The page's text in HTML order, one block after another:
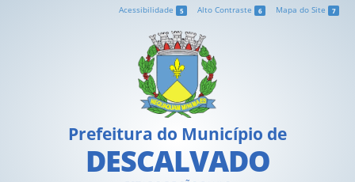
Acessibilidade 5 Alto Contraste 6 Mapa do Site 7
Prefeitura do Município de
DESCALVADO